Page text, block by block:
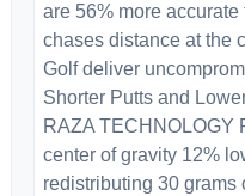
are 56% more accurate
chases distance at the
Golf deliver
Shorter Putts and
RAZA TECHNOLOGY
center of gravity 12%
redistributing 30 grams